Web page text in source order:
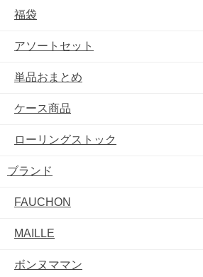
福袋
アソートセット
単品おまとめ
ケース商品
ローリングストック
ブランド
FAUCHON
MAILLE
ボンヌママン